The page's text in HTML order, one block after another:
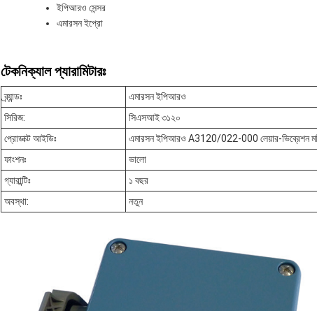
ইপিআরও সেন্সর
এমারসন ইপ্রো
টেকনিক্যাল প্যারামিটারঃ
ব্র্যান্ডঃ
এমারসন ইপিআরও
সিরিজ:
সিএসআই ৩১২০
প্রোডাক্ট আইডিঃ
এমারসন ইপিআরও A3120/022-000 লেয়ার-ভিব্রেশন
ফাংশনঃ
ভালো
গ্যারান্টিঃ
১ বছর
অবস্থা:
নতুন